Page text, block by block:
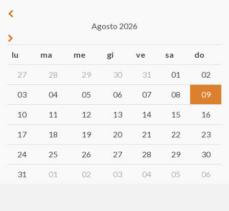
Agosto 2026
lu ma me gi ve sa do
27 28 29 30 31 01 02
03 04 05 06 07 08 09
10 11 12 13 14 15 16
17 18 19 20 21 22 23
24 25 26 27 28 29 30
31 01 02 03 04 05 06